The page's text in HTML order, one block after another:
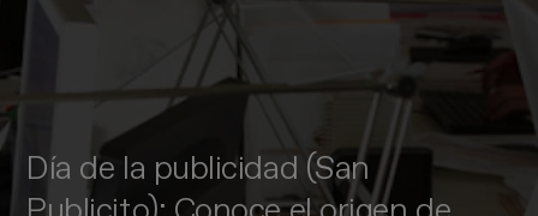
Día de la publicidad (San